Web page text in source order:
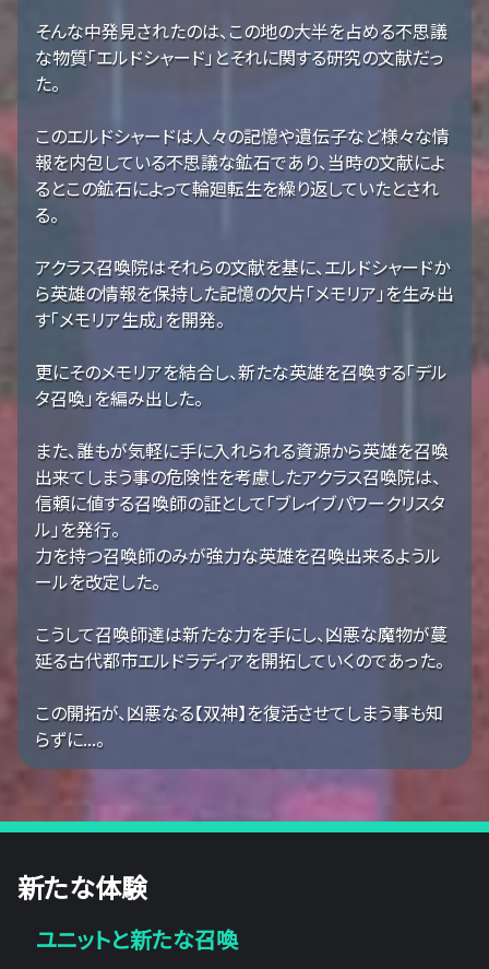
そんな中発見されたのは、この地の大半を占める不思議
な物質「エルドシャード」とそれに関する研究の文献だっ
た。
このエルドシャードは人々の記憶や遺伝子など様々な情
報を内包している不思議な鉱石であり、当時の文献によ
るとこの鉱石によって輪廻転生を繰り返していたとされ
る。
アクラス召喚院はそれらの文献を基に、エルドシャードか
ら英雄の情報を保持した記憶の欠片「メモリア」を生み出
す「メモリア生成」を開発。
更にそのメモリアを結合し、新たな英雄を召喚する「デル
タ召喚」を編み出した。
また、誰もが気軽に手に入れられる資源から英雄を召喚
出来てしまう事の危険性を考慮したアクラス召喚院は、
信頼に値する召喚師の証として「ブレイブパワークリスタ
ル」を発行。
力を持つ召喚師のみが強力な英雄を召喚出来るようル
ールを改定した。
こうして召喚師達は新たな力を手にし、凶悪な魔物が蔓
延る古代都市エルドラディアを開拓していくのであった。
この開拓が、凶悪なる【双神】を復活させてしまう事も知
らずに...。
新たな体験
ユニットと新たな召喚